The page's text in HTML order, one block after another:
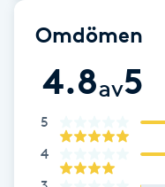
Dermapen
Diamantslipning
Enzympeeling
Omdömen
4.8av5
5
4